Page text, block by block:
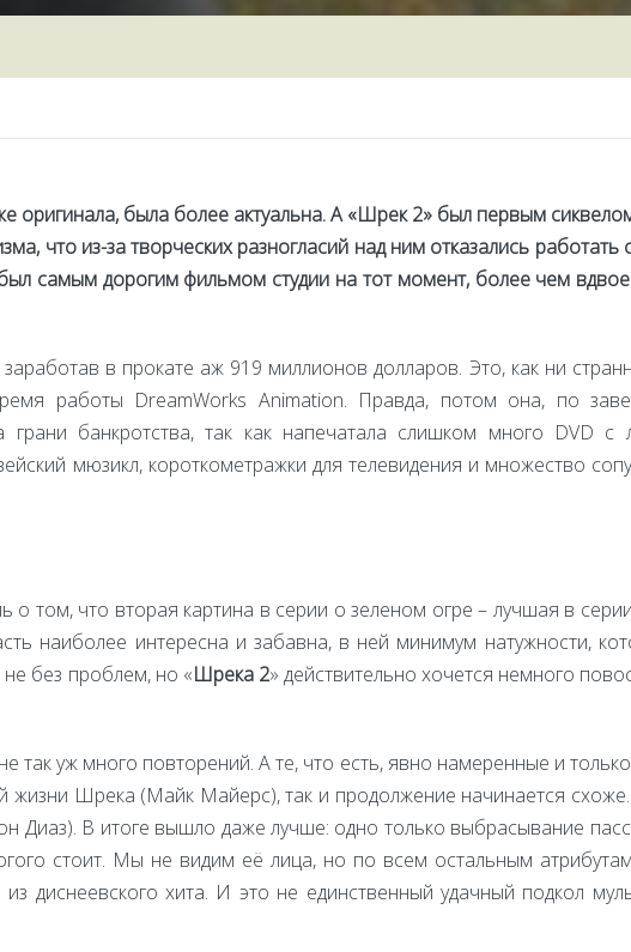
оригинала, была более актуальна. А «Шрек 2» был первым
что из-за творческих разногласий над ним отказались работать
самым дорогим фильмом студии на тот момент, более чем
в прокате аж 919 миллионов долларов. Это, как ни
работы DreamWorks Animation. Правда, потом она, по
банкротства, так как напечатала слишком много DVD с
мюзикл, короткометражки для телевидения и множество
том, что вторая картина в серии о зеленом огре – лучшая в
наиболее интересна и забавна, в ней минимум натужности,
без проблем, но «Шрека 2» действительно хочется немного
так уж много повторений. А те, что есть, явно намеренные и
жизни Шрека (Майк Майерс), так и продолжение начинается
Диаз). В итоге вышло даже лучше: одно только выбрасывание
стоит. Мы не видим её лица, но по всем остальным
диснеевского хита. И это не единственный удачный подкол